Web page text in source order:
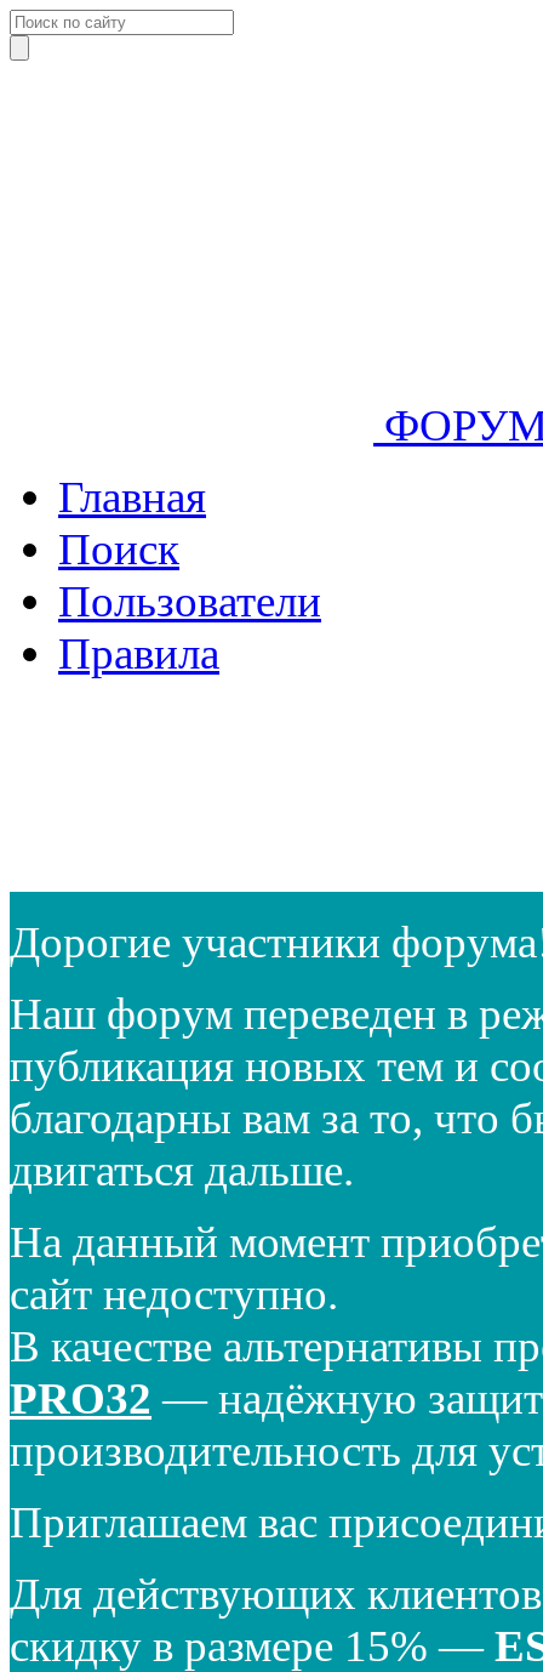
Главная
Поиск
Пользователи
Правила
Дорогие участники
Наш форум переведен в
публикация новых тем и
благодарны вам за то, что
двигаться дальше.
На данный момент
сайт недоступно.
В качестве альтернативы
PRO32 — надёжную
производительность для
Приглашаем вас
Для действующих
скидку в размере 15% —